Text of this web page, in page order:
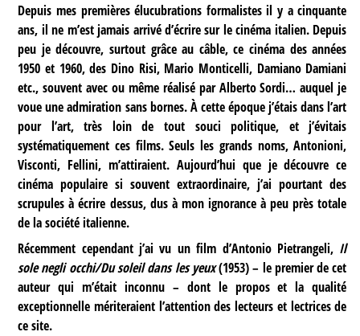
Depuis mes premières élucubrations formalistes il y a cinquante
ans, il ne m’est jamais arrivé d’écrire sur le cinéma italien. Depuis
peu je découvre, surtout grâce au câble, ce cinéma des années
1950 et 1960, des Dino Risi, Mario Monticelli, Damiano Damiani
etc., souvent avec ou même réalisé par Alberto Sordi… auquel je
voue une admiration sans bornes. À cette époque j’étais dans l’art
pour l’art, très loin de tout souci politique, et j’évitais
systématiquement ces films. Seuls les grands noms, Antonioni,
Visconti, Fellini, m’attiraient. Aujourd’hui que je découvre ce
cinéma populaire si souvent extraordinaire, j’ai pourtant des
scrupules à écrire dessus, dus à mon ignorance à peu près totale
de la société italienne.
Récemment cependant j’ai vu un film d’Antonio Pietrangeli, Il
sole negli occhi/Du soleil dans les yeux(1953) – le premier de cet
auteur qui m’était inconnu – dont le propos et la qualité
exceptionnelle mériteraient l’attention des lecteurs et lectrices de
ce site.